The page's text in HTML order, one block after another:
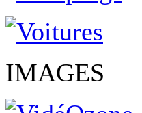
IMAGES